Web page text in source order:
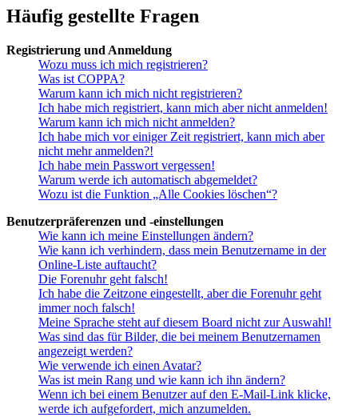
Häufig gestellte Fragen
Registrierung und Anmeldung
Wozu muss ich mich registrieren?
Was ist COPPA?
Warum kann ich mich nicht registrieren?
Ich habe mich registriert, kann mich aber nicht anmelden!
Warum kann ich mich nicht anmelden?
Ich habe mich vor einiger Zeit registriert, kann mich aber
nicht mehr anmelden?!
Ich habe mein Passwort vergessen!
Warum werde ich automatisch abgemeldet?
Wozu ist die Funktion „Alle Cookies löschen“?
Benutzerpräferenzen und -einstellungen
Wie kann ich meine Einstellungen ändern?
Wie kann ich verhindern, dass mein Benutzername in der
Online-Liste auftaucht?
Die Forenuhr geht falsch!
Ich habe die Zeitzone eingestellt, aber die Forenuhr geht
immer noch falsch!
Meine Sprache steht auf diesem Board nicht zur Auswahl!
Was sind das für Bilder, die bei meinem Benutzernamen
angezeigt werden?
Wie verwende ich einen Avatar?
Was ist mein Rang und wie kann ich ihn ändern?
Wenn ich bei einem Benutzer auf den E-Mail-Link klicke,
werde ich aufgefordert, mich anzumelden.